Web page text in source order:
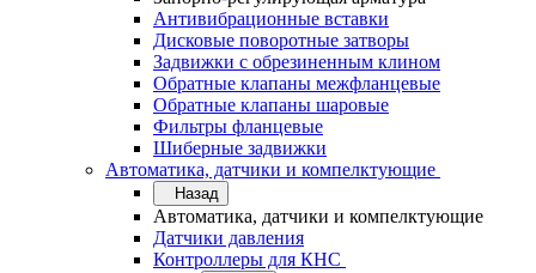
Антивибрационные вставки
Дисковые поворотные затворы
Задвижки с обрезиненным клином
Обратные клапаны межфланцевые
Обратные клапаны шаровые
Фильтры фланцевые
Шиберные задвижки
Автоматика, датчики и компелктующие
Назад
Автоматика, датчики и компелктующие
Датчики давления
Контроллеры для КНС